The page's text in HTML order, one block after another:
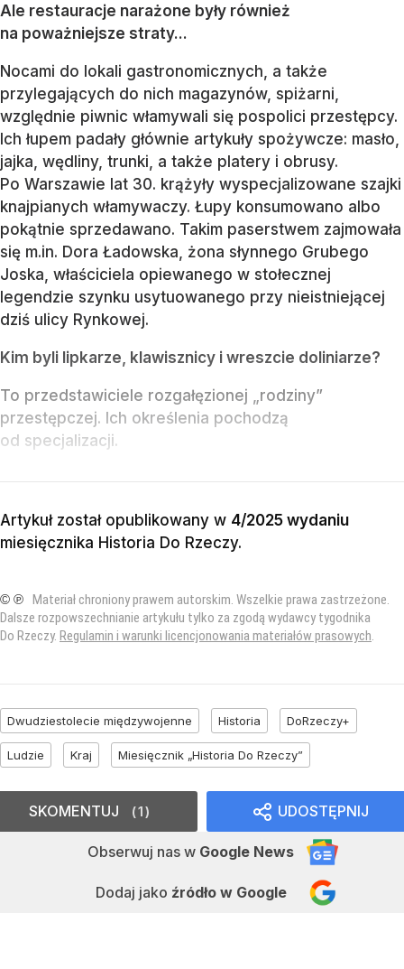
Ale restauracje narażone były również
na poważniejsze straty...
Nocami do lokali gastronomicznych, a także
przylegających do nich magazynów, spiżarni,
względnie piwnic włamywali się pospolici przestępcy.
Ich łupem padały głównie artykuły spożywcze: masło,
jajka, wędliny, trunki, a także platery i obrusy.
Po Warszawie lat 30. krążyły wyspecjalizowane szajki
knajpianych włamywaczy. Łupy konsumowano albo
pokątnie sprzedawano. Takim paserstwem zajmowała
się m.in. Dora Ładowska, żona słynnego Grubego
Joska, właściciela opiewanego w stołecznej
legendzie szynku usytuowanego przy nieistniejącej
dziś ulicy Rynkowej.
Kim byli lipkarze, klawisznicy i wreszcie doliniarze?
To przedstawiciele rozgałęzionej „rodziny”
przestępczej. Ich określenia pochodzą
od specjalizacji.
Artykuł został opublikowany w 4/2025 wydaniu
miesięcznika Historia Do Rzeczy.
© ℗ Materiał chroniony prawem autorskim. Wszelkie prawa zastrzeżone.
Dalsze rozpowszechnianie artykułu tylko za zgodą wydawcy tygodnika
Do Rzeczy. Regulamin i warunki licencjonowania materiałów prasowych.
Dwudziestolecie międzywojenne Historia DoRzeczy+
Ludzie Kraj Miesięcznik „Historia Do Rzeczy”
UDOSTĘPNIJ
Obserwuj nas w Google News
Dodaj jako źródło w Google
SKOMENTUJ 1